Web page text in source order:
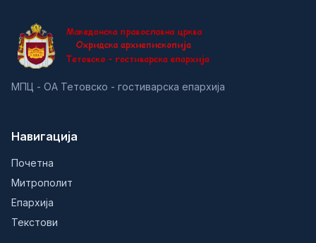
МПЦ - ОА Тетовско - гостиварска епархија
Навигација
Почетна
Митрополит
Епархија
Текстови